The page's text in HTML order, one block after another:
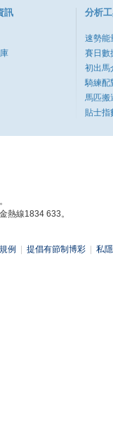
訊 分析
速勢能
賽日數
初出馬
騎練配
馬匹搬
貼士指
熱線1834 633。
規例 提倡有節制博彩 私